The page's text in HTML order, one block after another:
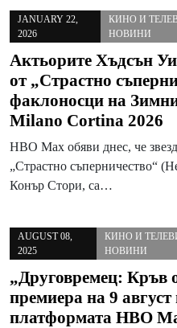
JANUARY 22,
2026
КИНО И
НОВИНИ
Актьорите Хъдсън
от „Страстно
факлоносци на
Milano Cortina 2026
HBO Max обяви днес, че
„Страстно съперничество“
Конър Стори, са…
AUGUST 08,
2025
КИНО И
НОВИНИ
„Друговремец: Кръв
премиера на 9
платформата HBO